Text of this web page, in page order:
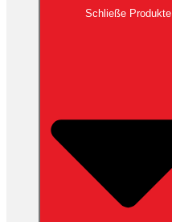
Schließe Produkte